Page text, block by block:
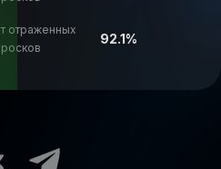
отраженных
92.1%